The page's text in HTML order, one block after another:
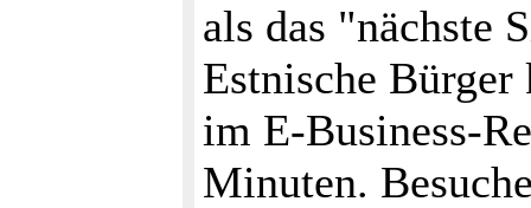
als das "nächste
Estnische
im E-Business-
Minuten.